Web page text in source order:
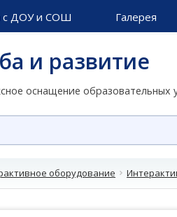
с ДОУ и СОШ Галерея
и развитие
оснащение образовательных
оборудование